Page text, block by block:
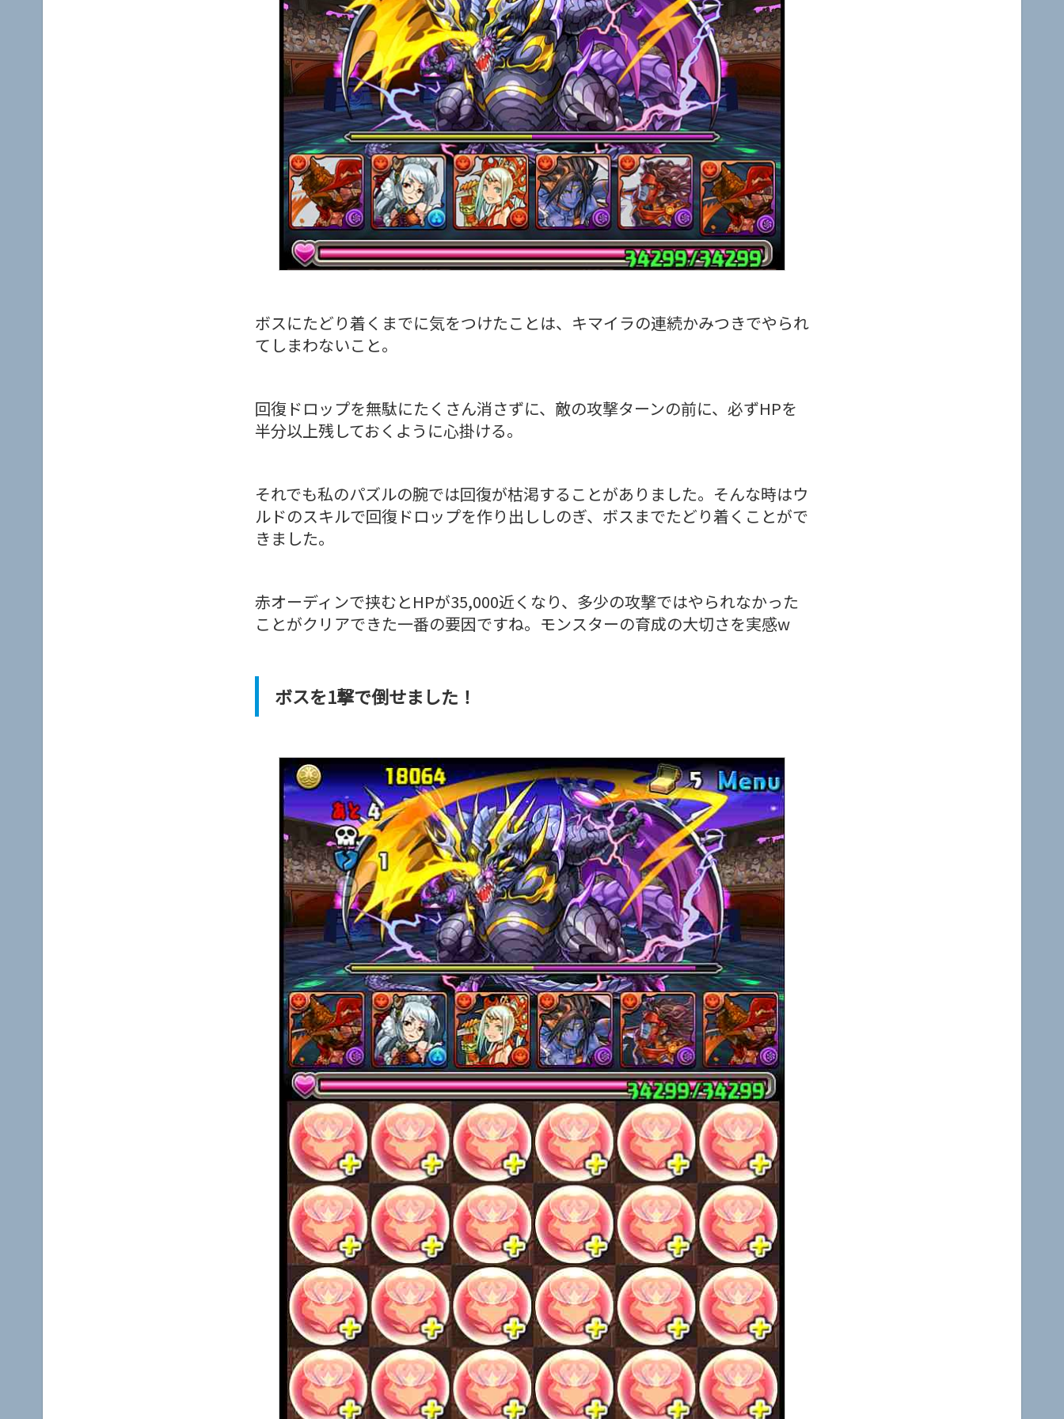
ボスにたどり着くまでに気をつけたことは、キマイラの連続かみつきでやられ
てしまわないこと。
回復ドロップを無駄にたくさん消さずに、敵の攻撃ターンの前に、必ずHPを
半分以上残しておくように心掛ける。
それでも私のパズルの腕では回復が枯渇することがありました。そんな時はウ
ルドのスキルで回復ドロップを作り出ししのぎ、ボスまでたどり着くことがで
きました。
赤オーディンで挟むとHPが35,000近くなり、多少の攻撃ではやられなかった
ことがクリアできた一番の要因ですね。モンスターの育成の大切さを実感w
ボスを1撃で倒せました！